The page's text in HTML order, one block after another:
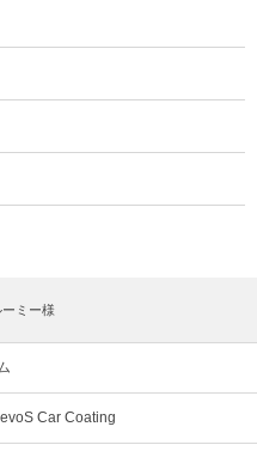
ミー様
Car Coating